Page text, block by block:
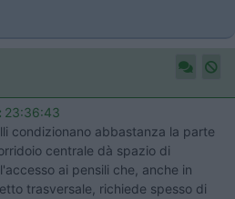
23:36:43
condizionano abbastanza la parte
centrale dà spazio di
ai pensili che, anche in
trasversale, richiede spesso di